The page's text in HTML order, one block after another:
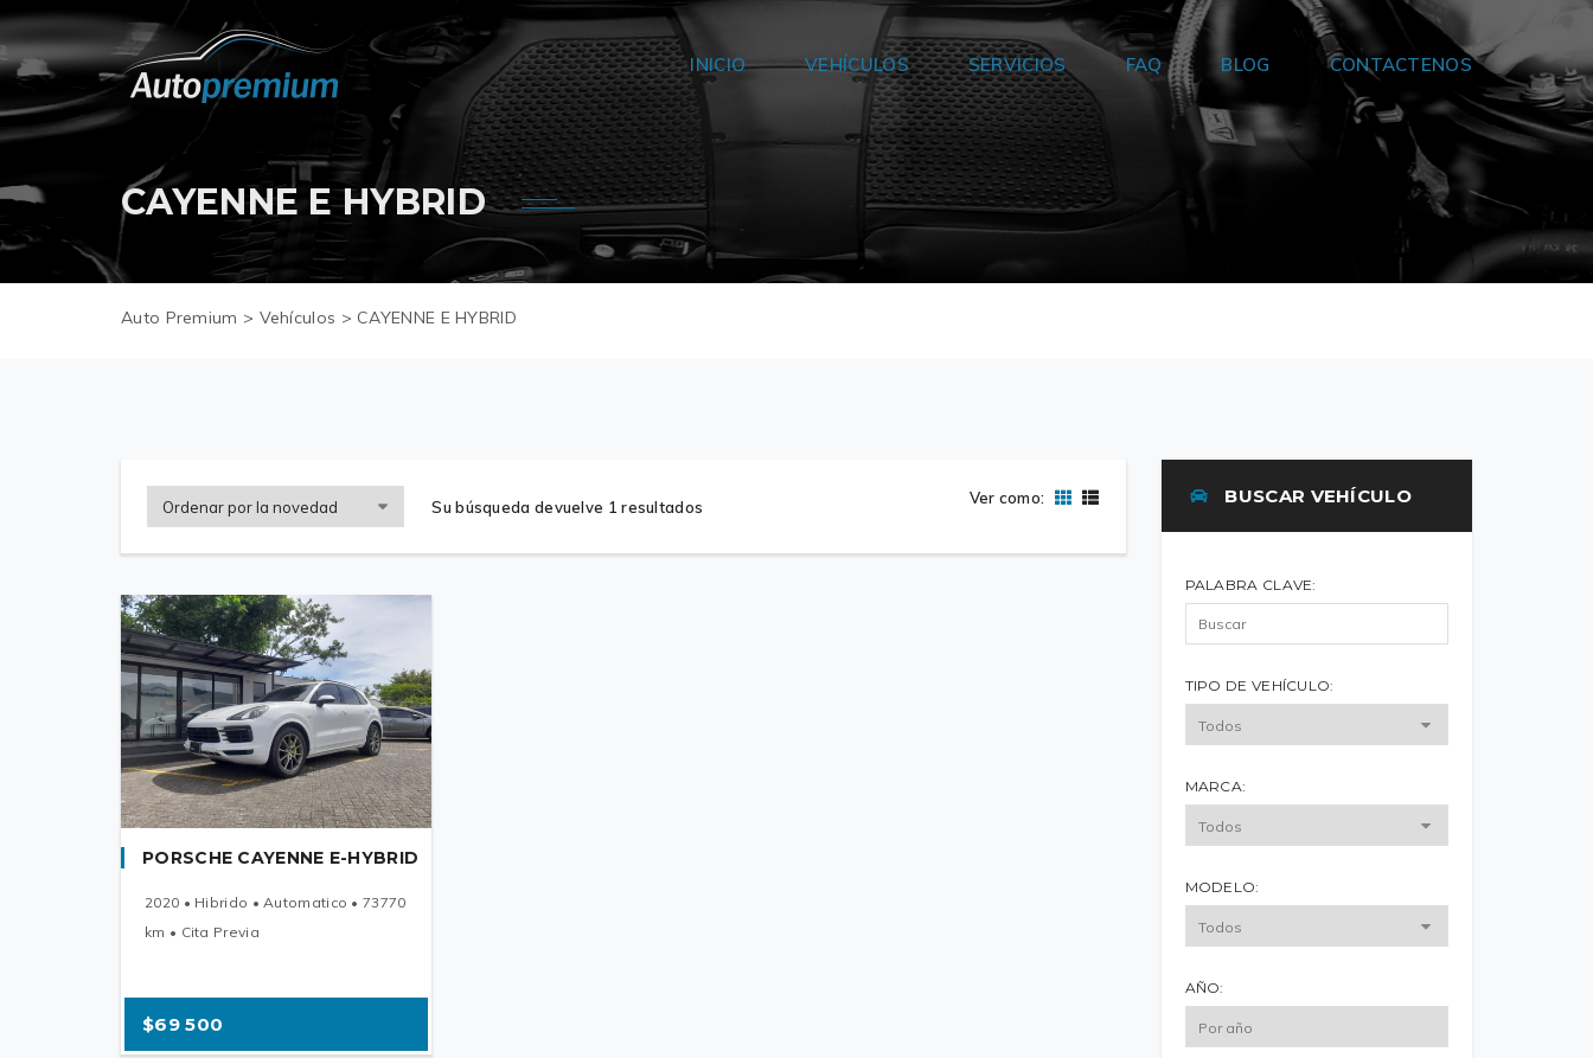
INICIO VEHÍCULOS SERVICIOS FAQ BLOG CONTACTENOS
CAYENNE E HYBRID
Auto Premium > Vehículos > CAYENNE E HYBRID
Su búsqueda devuelve 1 resultados Ver como:
PORSCHE CAYENNE E-HYBRID
2020 • Hibrido • Automatico • 73770
km • Cita Previa
$69 500
BUSCAR VEHÍCULO
PALABRA CLAVE:
TIPO DE VEHÍCULO:
MARCA:
MODELO:
AÑO: